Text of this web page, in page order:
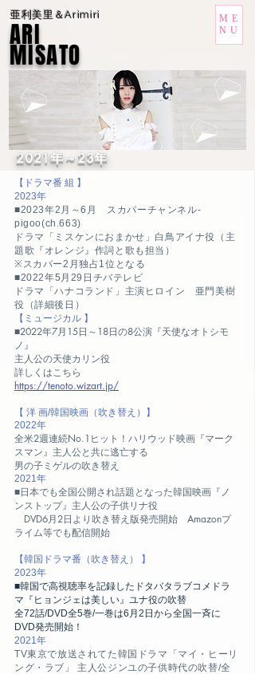
亜利美里＆Arimiri
ARI
MISATO
ME
NU
2021年～23年
【ドラマ番 組 】
2023年
■2023年2月～6月 スカパーチャンネル-
pigoo(ch.663)
ドラマ
「ミスケンにおまかせ」白鳥アイナ役（主
題歌『オレンジ』作詞と歌も担当）
※スカパー2月独占1位となる
■2022年5月29日チバテレビ
ドラマ
「ハナコランド」主演ヒロイン 亜門美樹
役（詳細後日）
【ミュージカル 】
■2022年7月15日～18日の8公演『天使なオトシモ
ノ』
主人公の天使カリン役
詳しくはこちら
https://tenoto.wizart.jp/
【 洋 画/韓国映画 （吹き替え）
】
2022年
全米2週連続No.1ヒット！ハリウッド映画『マーク
スマン』主人公と共に逃亡する
男の子ミゲルの吹き替え
2021年
■日本でも全国公開され話題となった韓国映画『ノ
ンストップ』主人公の子供リナ役
DVD6月2日より吹き替え版発売開始 Amazonプ
ライム等でも配信開始
【韓国ドラマ番（吹き替え） 】
2023年
■韓国で高視聴率を記録したドタバタラブコメドラ
マ『ヒョンジェは美しい』ユナ役の吹替
全72話/DVD全5巻/一巻は6月2日から全国一斉に
DVD発売開始！
2021年
TV東京で放送されてた韓国ドラマ「マイ・ヒーリ
ング・ラブ」 主人公ジンユの子供時代の吹替/全